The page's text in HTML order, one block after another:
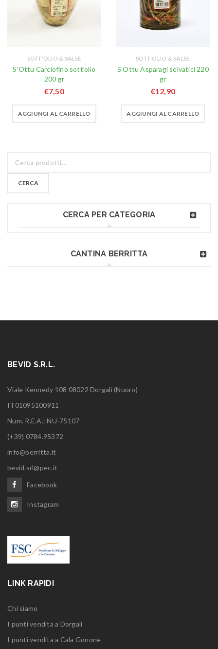
SOTT'OLIO & SALSE
S’Ottu Carciofino sott’olio
200 gr
€7,50
AGGIUNGI AL CARRELLO
SOTT'OLIO & SALSE
S’Ottu Asparagi selvatici 220
gr
€12,90
AGGIUNGI AL CARRELLO
CERCA
CERCA PER CATEGORIA
CANTINA BERRITTA
BEVID S.R.L.
Viale Kennedy 108 08022 Dorgali (Nuoro)
IT01095100911
Num. R.E.A.: NU-75107
(+39) 0784.95372
info@berritta.it
bevid.srl@pec.it
Facebook
Instagram
LINK RAPIDI
Chi siamo
I punti vendita a Dorgali
I punti vendita a Cala Gonone